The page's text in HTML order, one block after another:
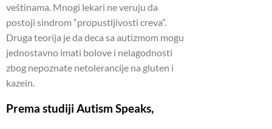
veštinama. Mnogi lekari ne veruju da
postoji sindrom “propustljivosti creva”.
Druga teorija je da deca sa autizmom mogu
jednostavno imati bolove i nelagodnosti
zbog nepoznate netolerancije na gluten i
kazein.
Prema studiji Autism Speaks,